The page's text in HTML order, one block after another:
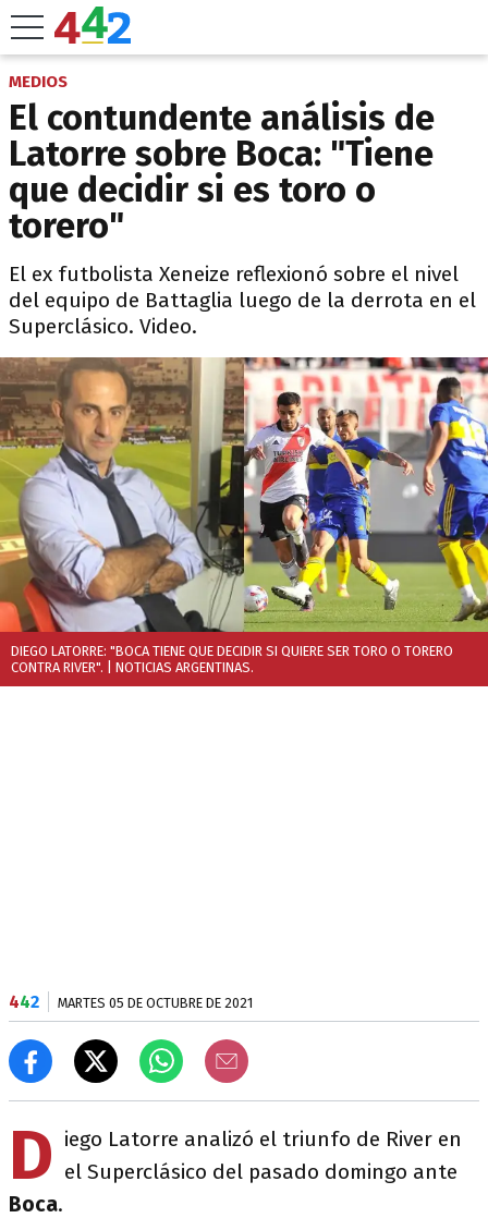
MEDIOS
El contundente análisis de
Latorre sobre Boca: "Tiene
que decidir si es toro o
torero"
El ex futbolista Xeneize reflexionó sobre el nivel
del equipo de Battaglia luego de la derrota en el
Superclásico. Video.
DIEGO LATORRE: "BOCA TIENE QUE DECIDIR SI QUIERE SER TORO O TORERO
CONTRA RIVER". | NOTICIAS ARGENTINAS.
442 MARTES 05 DE OCTUBRE DE 2021
D iego Latorre analizó el triunfo de River en
el Superclásico del pasado domingo ante
Boca.